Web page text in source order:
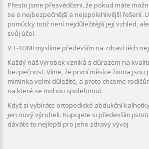
Přesto jsme přesvědčeni, že pokud máte
se o nejbezpečnější a nejspolehlivější řešení.
pomůcky totiž není nejdůležitější její vzhled,
svůj účel.
V T-TOMI myslíme především na zdraví těch
Každý náš výrobek vzniká s důrazem na
bezpečnost. Víme, že první měsíce života jsou
miminka velmi důležité, a proto chceme
na které se mohou spolehnout.
Když si vybíráte ortopedické abdukční
jen nový výrobek. Kupujete si především
dáváte to nejlepší pro jeho zdravý vývoj.